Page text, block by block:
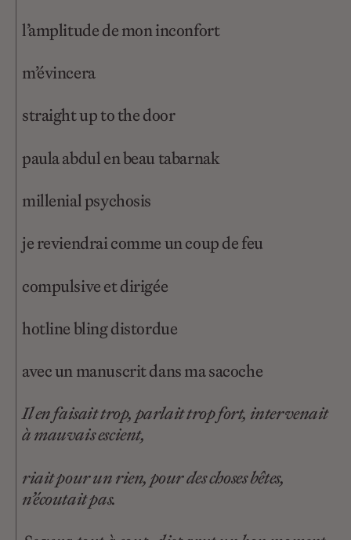
l’amplitude de mon inconfort
m’évincera
straight up to the door
paula abdul en beau tabarnak
millenial psychosis
je reviendrai comme un coup de feu
compulsive et dirigée
hotline bling distordue
avec un manuscrit dans ma sacoche
Il en faisait trop, parlait trop fort, intervenait
à mauvais escient,
riait pour un rien, pour des choses bêtes,
n’écoutait pas.